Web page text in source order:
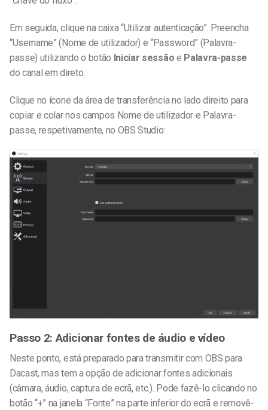
Em seguida, clique na caixa “Utilizar autenticação”. Preencha
“Username” (Nome de utilizador) e “Password” (Palavra-
passe) utilizando o botão Iniciar sessão e Palavra-passe
do canal em direto.
Clique no ícone da área de transferência no lado direito para
copiar e colar nos campos Nome de utilizador e Palavra-
passe, respetivamente, no OBS Studio:
Passo 2: Adicionar fontes de áudio e vídeo
Neste ponto, está preparado para transmitir com OBS para
Dacast, mas tem a opção de adicionar fontes adicionais
(câmara, áudio, captura de ecrã, etc.). Pode fazê-lo clicando no
botão “+” na janela “Fonte” na parte inferior do ecrã e removê-